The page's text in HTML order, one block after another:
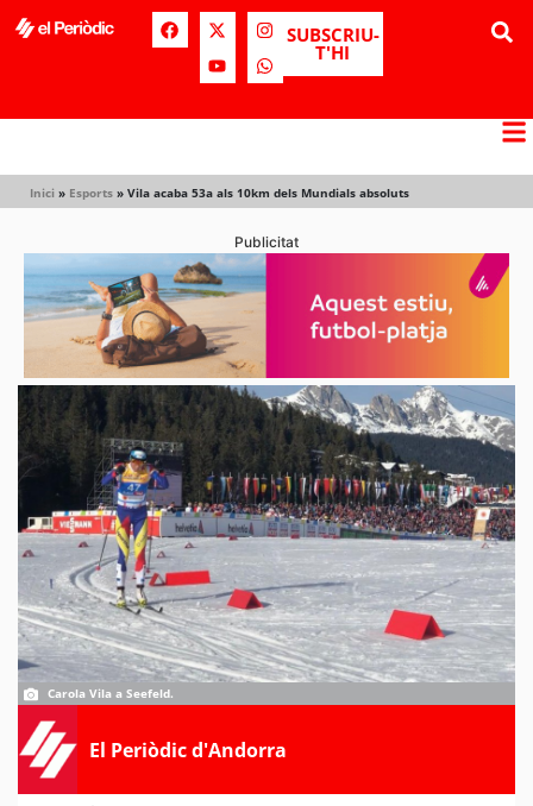
SUBSCRIU-
T'HI
Inici » Esports » Vila acaba 53a als 10km dels Mundials absoluts
Publicitat
Carola Vila a Seefeld.
El Periòdic d'Andorra